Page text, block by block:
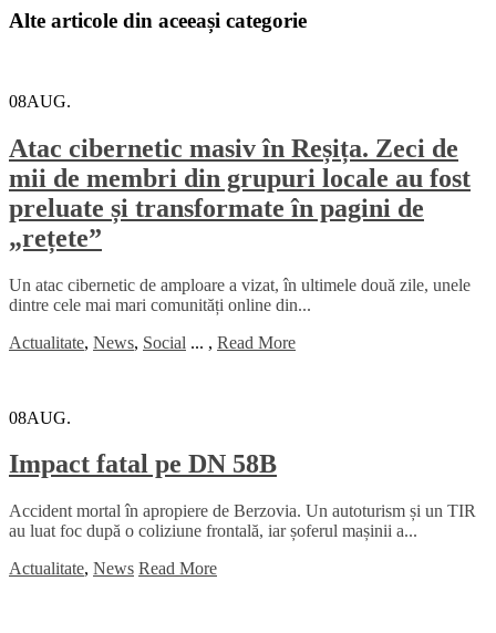
Alte articole din aceeași categorie
08AUG.
Atac cibernetic masiv în Reșița. Zeci de
mii de membri din grupuri locale au fost
preluate și transformate în pagini de
„rețete”
Un atac cibernetic de amploare a vizat, în ultimele două zile, unele
dintre cele mai mari comunități online din...
Actualitate, News, Social ... , Read More
08AUG.
Impact fatal pe DN 58B
Accident mortal în apropiere de Berzovia. Un autoturism și un TIR
au luat foc după o coliziune frontală, iar șoferul mașinii a...
Actualitate, News Read More